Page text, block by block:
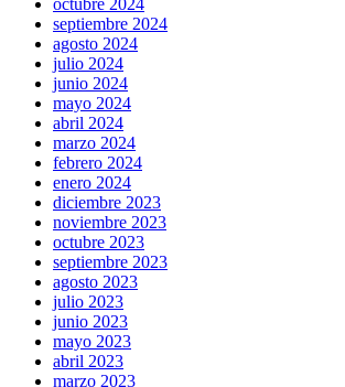
septiembre 2024
agosto 2024
julio 2024
junio 2024
mayo 2024
abril 2024
marzo 2024
febrero 2024
enero 2024
diciembre 2023
noviembre 2023
octubre 2023
septiembre 2023
agosto 2023
julio 2023
junio 2023
mayo 2023
abril 2023
marzo 2023